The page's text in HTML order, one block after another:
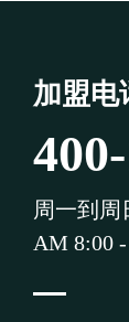
加盟电
周一到周
AM 8:00